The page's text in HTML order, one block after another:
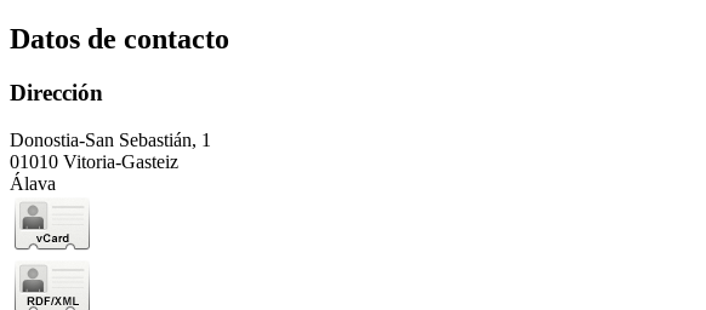
Datos de contacto
Dirección
Donostia-San Sebastián, 1
01010 Vitoria-Gasteiz
Álava